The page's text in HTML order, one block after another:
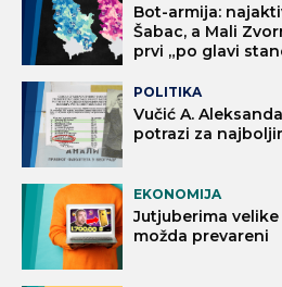
Bot-armija:
Šabac, a Mali
prvi „po glavi
POLITIKA
Vučić A.
potrazi za
EKONOMIJA
Jutjuberima
možda prevareni